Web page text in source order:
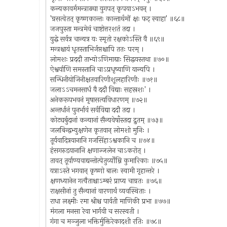
कन्यकावर्ममन्त्राढ्या युगपत् कृपयाऽभवन् ।
'ग्रसत्वेतत् कृष्णकान्तः कान्तार्थमों क्षः फट् स्वाहा' ॥६८॥
जजपुस्ता मन्त्रमेवं चाष्टोत्तरशतं तदा ।
युद्धे सर्वत्र चान्यत्र यः स्मृतो रक्षकोऽस्ति वै ॥६९॥
मन्त्रश्चायं धृतस्ताभिर्जप्तश्चापि ततः परम् ।
लोमशः प्रददौ ताभ्योऽणिमाद्याः सिद्धयस्तथा ॥७०॥
ऐश्वर्याणि समस्तानि चाऽप्रधृष्याणि यान्यपि ।
सन्धिनीयोजिनीक्षतवारिणीशूलहारिणीः ॥७१॥
जलाऽऽचमनसार्धं वै ददौ विद्याः सहस्रशः' ।
अनेकरूपभवनं मृषासत्यविधारणम् ॥७२॥
अन्तर्धानं पुनर्भावं सर्वविद्या ददौ तदा ।
कोट्यर्बुदानां कन्यानां सैन्यवेषाँस्तदा द्रुतम् ॥७३॥
जलबिन्द्वभ्युक्षणेन कृतवान् लोमशो मुनिः ।
तूर्यवादित्रयानानि गजसिंहाऽश्वकानि च ॥७४॥
हंसगरुडयानानि क्षणाज्जलेन चाऽकरोत् ।
तावत् तूर्याण्यवाद्यन्तोत्पेतुर्व्योम्नि कुमारिकाः ॥७५॥
यत्राऽस्ते भगवान् कृष्णो बालः स्वामी गृहान्तरे ।
क्षणध्यानेन गत्वैताश्चाऽम्बरं प्राप्य चाग्रतः ॥७६॥
राक्षसीनां तु सैन्यानां वारणार्थं व्यवस्थिताः ।
राधा लक्ष्मीः रमा श्रीश्च पार्वती माणिकी प्रभा ॥७७॥
मंगला मनसा रेवा भार्गवी च सरस्वती ।
गंगा च मञ्जुला भक्तिर्मुक्तिरेकादशी रतिः ॥७८॥